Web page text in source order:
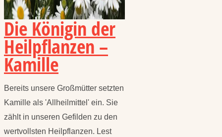
Die Königin der
Heilpflanzen –
Kamille
Bereits unsere Großmütter setzten
Kamille als 'Allheilmittel' ein. Sie
zählt in unseren Gefilden zu den
wertvollsten Heilpflanzen. Lest